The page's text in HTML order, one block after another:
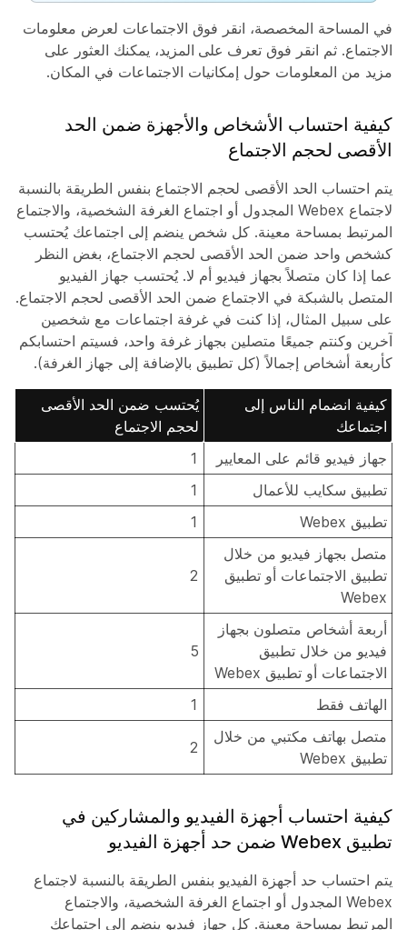
في المساحة المخصصة، انقر فوق الاجتماعات لعرض معلومات
الاجتماع. ثم انقر فوق تعرف على المزيد، يمكنك العثور على
مزيد من المعلومات حول إمكانيات الاجتماعات في المكان.
كيفية احتساب الأشخاص والأجهزة ضمن الحد
الأقصى لحجم الاجتماع
يتم احتساب الحد الأقصى لحجم الاجتماع بنفس الطريقة بالنسبة
لاجتماع Webex المجدول أو اجتماع الغرفة الشخصية، والاجتماع
المرتبط بمساحة معينة. كل شخص ينضم إلى اجتماعك يُحتسب
كشخص واحد ضمن الحد الأقصى لحجم الاجتماع، بغض النظر
عما إذا كان متصلاً بجهاز فيديو أم لا. يُحتسب جهاز الفيديو
المتصل بالشبكة في الاجتماع ضمن الحد الأقصى لحجم الاجتماع.
على سبيل المثال، إذا كنت في غرفة اجتماعات مع شخصين
آخرين وكنتم جميعًا متصلين بجهاز غرفة واحد، فسيتم احتسابكم
كأربعة أشخاص إجمالاً (كل تطبيق بالإضافة إلى جهاز الغرفة).
كيفية انضمام الناس إلى
اجتماعك
يُحتسب ضمن الحد الأقصى
لحجم الاجتماع
جهاز فيديو قائم على المعايير
1
تطبيق سكايب للأعمال
1
تطبيق Webex
1
متصل بجهاز فيديو من خلال
تطبيق الاجتماعات أو تطبيق
Webex
2
أربعة أشخاص متصلون بجهاز
فيديو من خلال تطبيق
الاجتماعات أو تطبيق Webex
5
الهاتف فقط
1
متصل بهاتف مكتبي من خلال
تطبيق Webex
2
كيفية احتساب أجهزة الفيديو والمشاركين في
تطبيق Webex ضمن حد أجهزة الفيديو
يتم احتساب حد أجهزة الفيديو بنفس الطريقة بالنسبة لاجتماع
Webex المجدول أو اجتماع الغرفة الشخصية، والاجتماع
المرتبط بمساحة معينة. كل جهاز فيديو ينضم إلى اجتماعك